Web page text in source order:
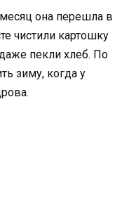
она перешла в
чистили картошку
пекли хлеб. По
зиму, когда у